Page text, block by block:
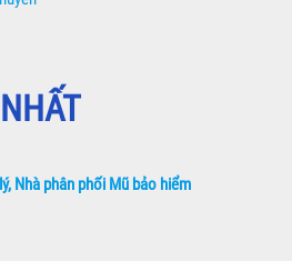
Nhà phân phối Mũ bảo hiểm